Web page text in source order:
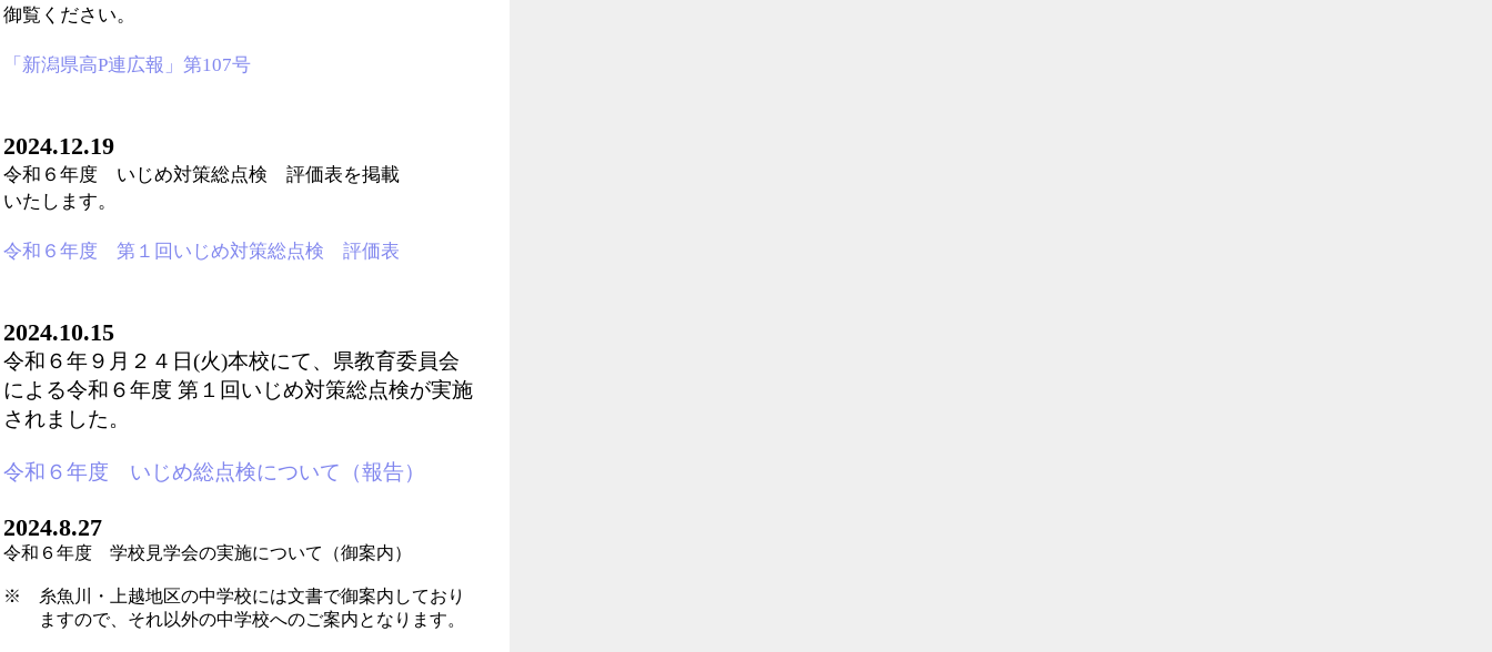
御覧ください。
「新潟県高P連広報」第107号
2024.12.19
令和６年度 いじめ対策総点検 評価表を掲載
いたします。
令和６年度 第１回いじめ対策総点検 評価表
2024.10.15
令和６年９月２４日(火)本校にて、県教育委員会
による令和６年度 第１回いじめ対策総点検が実施
されました。
令和６年度 いじめ総点検について（報告）
2024.8.27
令和６年度 学校見学会の実施について（御案内）
※ 糸魚川・上越地区の中学校には文書で御案内しており
ますので、それ以外の中学校へのご案内となります。